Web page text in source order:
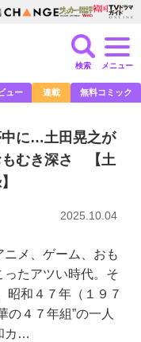
検索 メニュー
ュー 連載 無料コミック
中に…土田晃之が
もむき深さ 【土
2025.10.04
ニメ、ゲーム、おも
たアツい時代。そ
昭和４７年（１９７
の４７年組”の一人
カ…